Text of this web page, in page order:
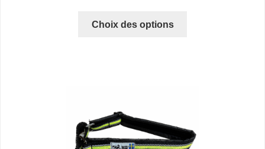
Choix des options